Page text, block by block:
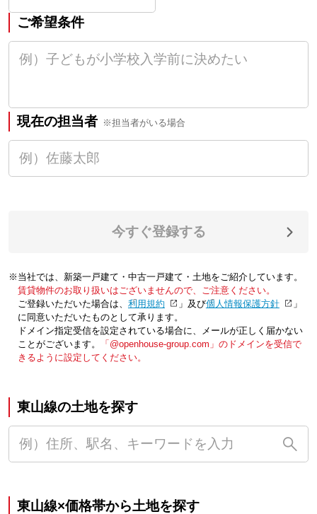
ご希望条件
現在の担当者 ※担当者がいる場合
今すぐ登録する
※当社では、新築一戸建て・中古一戸建て・土地をご紹介しています。
賃貸物件のお取り扱いはございませんので、ご注意ください。
ご登録いただいた場合は、「利用規約 」及び「個人情報保護方針
」
に同意いただいたものとして承ります。
ドメイン指定受信を設定されている場合に、メールが正しく届かない
ことがございます。
「@openhouse-group.com」のドメインを受信で
きるように設定してください。
東山線の土地を探す
東山線×価格帯から土地を探す